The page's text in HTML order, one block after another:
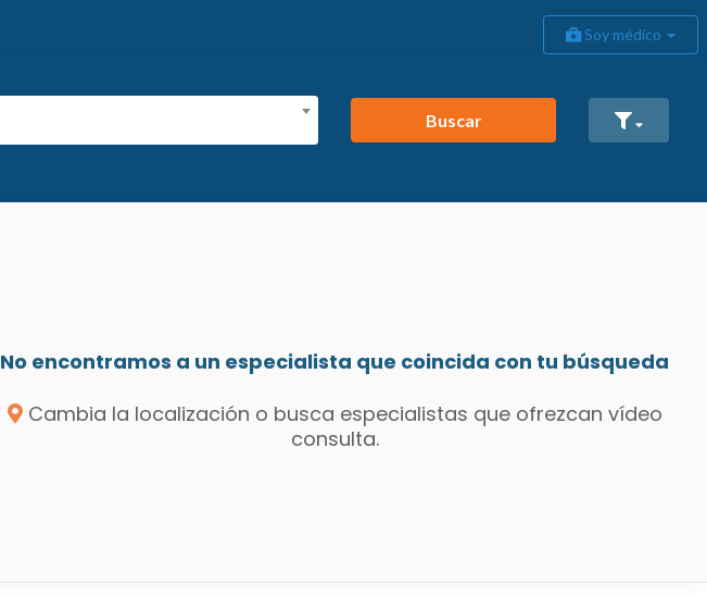
Soy médico
Buscar
No encontramos a un especialista que coincida con tu búsqueda
Cambia la localización o busca especialistas que ofrezcan vídeo
consulta.